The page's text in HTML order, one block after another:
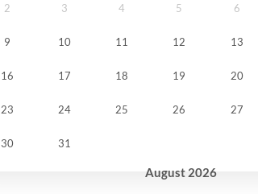
August 2026
2 3 4 5 6
9 10 11 12 13
16 17 18 19 20
23 24 25 26 27
30 31